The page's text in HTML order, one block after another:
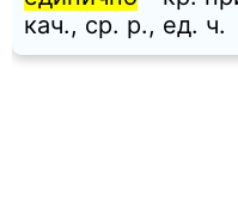
кач., ср. p., ед. ч.